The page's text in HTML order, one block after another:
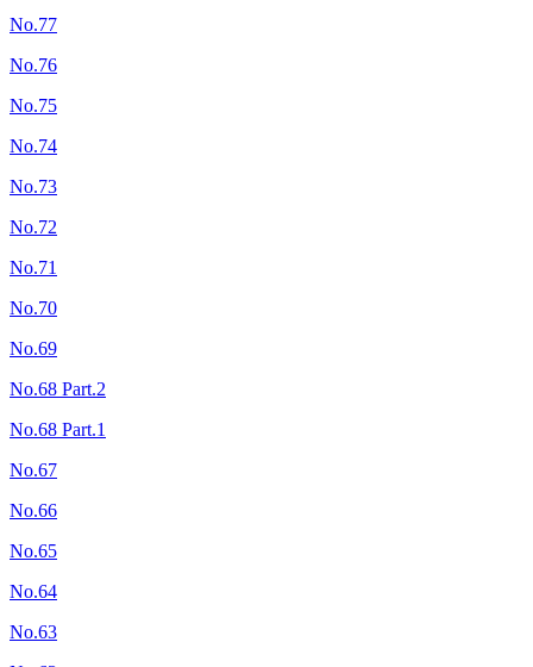
No.77
No.76
No.75
No.74
No.73
No.72
No.71
No.70
No.69
No.68 Part.2
No.68 Part.1
No.67
No.66
No.65
No.64
No.63